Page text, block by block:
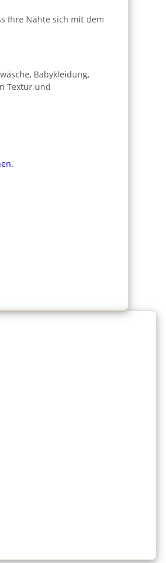
Ihre Nähte sich mit dem
Babykleidung,
Textur und